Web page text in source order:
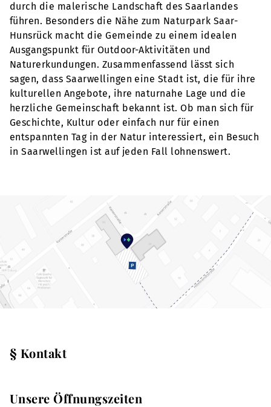
durch die malerische Landschaft des Saarlandes
führen. Besonders die Nähe zum Naturpark Saar-
Hunsrück macht die Gemeinde zu einem idealen
Ausgangspunkt für Outdoor-Aktivitäten und
Naturerkundungen. Zusammenfassend lässt sich
sagen, dass Saarwellingen eine Stadt ist, die für ihre
kulturellen Angebote, ihre naturnahe Lage und die
herzliche Gemeinschaft bekannt ist. Ob man sich für
Geschichte, Kultur oder einfach nur für einen
entspannten Tag in der Natur interessiert, ein Besuch
in Saarwellingen ist auf jeden Fall lohnenswert.
§ Kontakt
Unsere Öffnungszeiten